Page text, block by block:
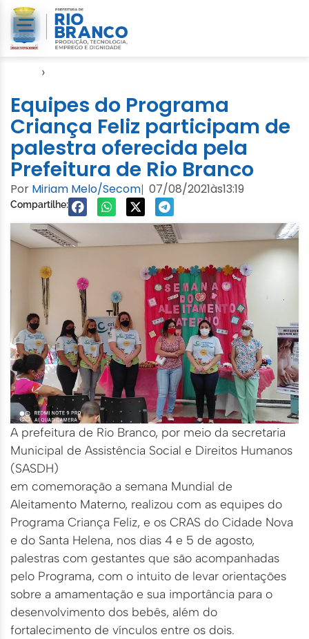
›
Equipes do Programa
Criança Feliz participam de
palestra oferecida pela
Prefeitura de Rio Branco
Por Miriam Melo/Secom| 07/08/2021às13:19
Compartilhe:
A prefeitura de Rio Branco, por meio da secretaria
Municipal de Assistência Social e Direitos Humanos
(SASDH)
em comemoração a semana Mundial de
Aleitamento Materno, realizou com as equipes do
Programa Criança Feliz, e os CRAS do Cidade Nova
e do Santa Helena, nos dias 4 e 5 de agosto,
palestras com gestantes que são acompanhadas
pelo Programa, com o intuito de levar orientações
sobre a amamentação e sua importância para o
desenvolvimento dos bebês, além do
fortalecimento de vínculos entre os dois.